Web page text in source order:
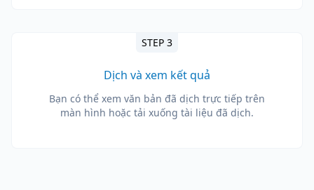
STEP 3
Dịch và xem kết quả
Bạn có thể xem văn bản đã dịch trực tiếp trên
màn hình hoặc tải xuống tài liệu đã dịch.